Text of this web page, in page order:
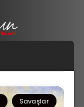
Savaşlar